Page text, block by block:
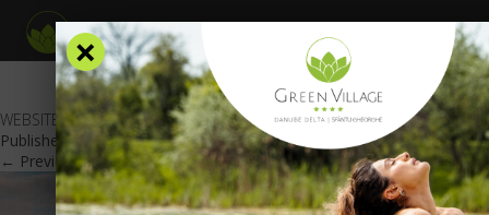
WEBSITE_22.07_WEBSITE_RO
Published July 23, 2020at601 × 426inOferte Speciale.
← Previous Next →
×